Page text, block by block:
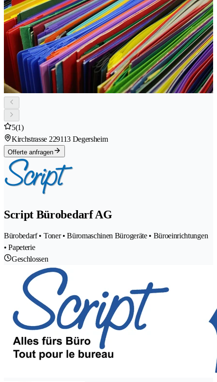
5(1)
Kirchstrasse 229113 Degersheim
Offerte anfragen
Script Bürobedarf AG
Bürobedarf • Toner • Büromaschinen Bürogeräte • Büroeinrichtungen
• Papeterie
Geschlossen